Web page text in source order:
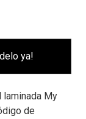
ya!
laminada My
de